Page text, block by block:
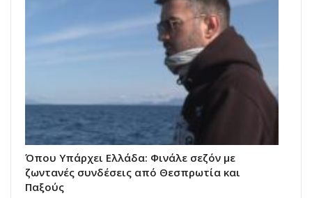
Όπου Υπάρχει Ελλάδα: Φινάλε σεζόν με
ζωντανές συνδέσεις από Θεσπρωτία και
Παξούς